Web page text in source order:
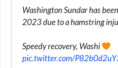
Washington Sundar has
2023 due to a hamstring
Speedy recovery, Washi
pic.twitter.com/